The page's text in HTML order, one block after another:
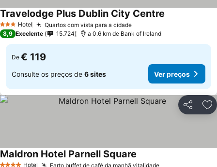
3 EstrelasHotel Quartos com vista para a cidade
Travelodge Plus Dublin City Centre
8,9 Excelente 15.724 a 0.6 km de Bank of Ireland
De € 119
Consulte os preços de 6 sites Ver preços
Partilhar
Hotel Farto buffet de café da manhã vitalidade
Maldron Hotel Parnell Square